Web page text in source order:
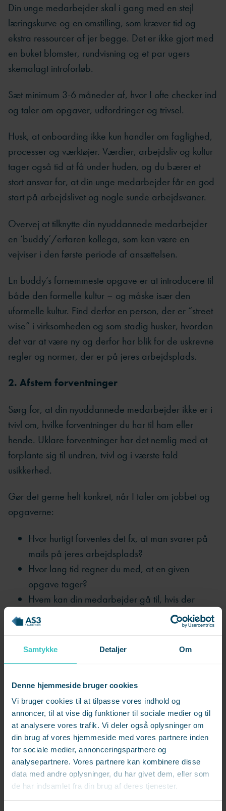
Samtykke Detaljer Om
Denne hjemmeside bruger cookies
Vi bruger cookies til at tilpasse vores indhold og
annoncer, til at vise dig funktioner til sociale medier og til
at analysere vores trafik. Vi deler også oplysninger om
din brug af vores hjemmeside med vores partnere inden
for sociale medier, annonceringspartnere og
analysepartnere. Vores partnere kan kombinere disse
data med andre oplysninger, du har givet dem, eller som
de har indsamlet fra din brug af deres tjenester.
Din unge medarbejder skal i gang med en stejl
læringskurve og en omstilling, som kræver tid og
ekstra ressourcer af jer begge. Det er ikke gjort med
en buket blomster, rundvisning og et par ugers
skemalagt introforløb.
Sæt minimum 3-6 måneder af, hvor I ofte checker ind
og taler om opgaver, udfordringer og trivsel.
Husk, at onboarding ikke kun handler om faglighed,
processer og værktøjer. Værdier, arbejdsliv og kultur
tager også tid at få under huden, og du bærer et
stort ansvar for, at din unge medarbejder får en god
start på arbejdslivet og nogle sunde arbejdsvaner.
Overvej at tilknytte din nyuddannede medarbejder
en ‘buddy’/erfaren kollega, som kan være en
vejviser i den første periode af ansættelsen.
En buddy’s fornemmeste opgave er at introducere til
både den formelle kultur – og måske især den
uformelle kultur. Find derfor en person, der er “street
wise” i virksomheden og som stadig husker, hvordan
det var at være ny og derfor har blik for de uskrevne
regler og normer, der er på jeres arbejdsplads.
2. Afstem forventninger
Sørg for, at din nyuddannede medarbejder ikke er i
tvivl om, hvilke forventninger du har til ham eller
hende. Uklare forventninger har det nemlig med at
forplante sig til undren, tvivl og i værste fald
usikkerhed.
Gør det gerne helt konkret, når I taler om jobbet og
opgaverne:
Hvor hurtigt forventes det fx, at man svarer på
mails på jeres arbejdsplads?
Hvor lang tid regner du med, at en given
opgave tager?
Hvem kan din medarbejder gå til, hvis der
opstår tvivl eller spørgsmål?
Gør det også klart, hvad duikkeforventer. Din
medarbejder kan ikke nødvendigvis regne ud mellem
nok’.
Jo mere åben og transparent du er om dine
forventninger, jo lettere bliver det for din
medarbejder at afgrænse opgaverne og føle sig
som en succes.
Husk, at forventningsafstemning går begge veje.
Hvilke forventninger har dine unge medarbejdere